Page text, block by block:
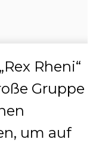
Rheni“
Gruppe
um auf